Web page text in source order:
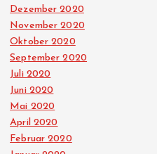
Dezember 2020
November 2020
Oktober 2020
September 2020
Juli 2020
Juni 2020
Mai 2020
April 2020
Februar 2020